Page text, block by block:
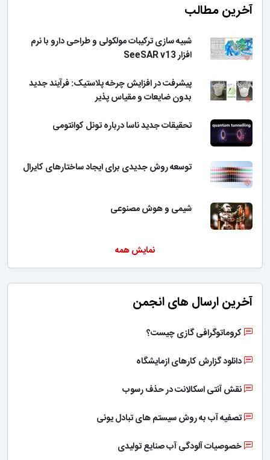
آخرین مطالب
شبیه سازی ترکیبات مولکولی و طراحی دارو با نرم
افزار SeeSAR v13
پیشرفت در افزایش چرخه پلاستیک: فرآیند جدید
بدون ضایعات و مقیاس پذیر
تحقیقات جدید ناسا درباره تونل کوانتومی
توسعه روش جدیدی برای ایجاد ساختارهای کایرال
شیمی و هوش مصنوعی
نمایش همه
آخرین ارسال های انجمن
کروماتوگرافی گازی چیست؟
دانلود گزارش کارهای ازمایشگاه
نقش آنتی اسکالانت در حذف رسوب
تصفیه آب به روش سیستم های تبادل یونی
خصوصیات آلودگی آب صنایع تولیدی